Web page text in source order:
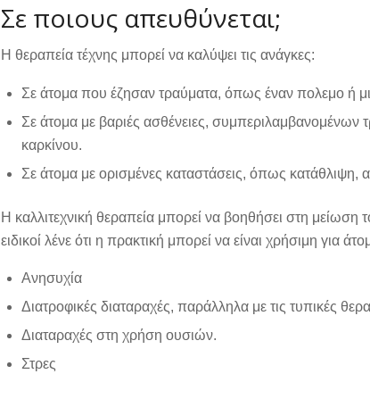
Σε ποιους απευθύνεται;
Η θεραπεία τέχνης μπορεί να καλύψει τις ανάγκες:
Σε άτομα που έζησαν τραύματα, όπως έναν πολεμο ή
Σε άτομα με βαριές ασθένειες, συμπεριλαμβανομένων
καρκίνου.
Σε άτομα με ορισμένες καταστάσεις, όπως κατάθλιψη,
Η καλλιτεχνική θεραπεία μπορεί να βοηθήσει στη
ειδικοί λένε ότι η πρακτική μπορεί να είναι χρήσιμη για
Ανησυχία
Διατροφικές διαταραχές, παράλληλα με τις τυπικές
Διαταραχές στη χρήση ουσιών.
Στρες